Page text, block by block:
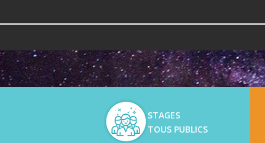
STAGES
TOUS PUBLICS